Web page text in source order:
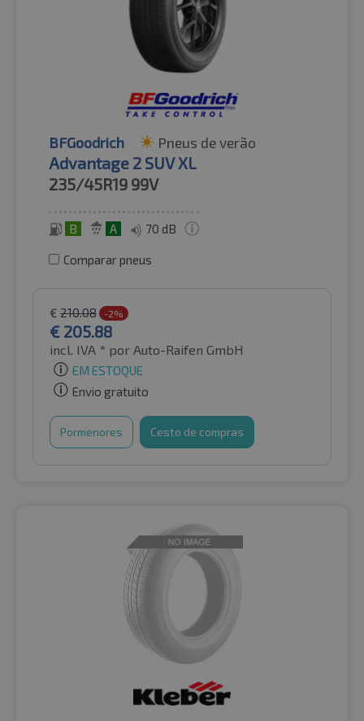
BFGoodrich Pneus de verão
Advantage 2 SUV XL
235/45R19 99V
B A 70 dB
Comparar pneus
€ 210.08 -2%
€ 205.88
incl. IVA * por Auto-Raifen GmbH
EM ESTOQUE
Envio gratuito
Pormenores Cesto de compras